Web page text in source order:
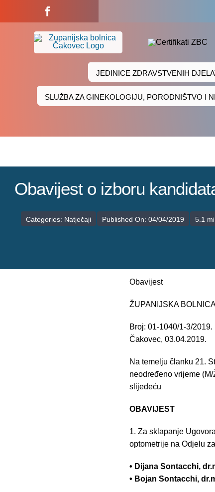
JEDINICE ZDRAVSTVENIH
SLUŽBA ZA GINEKOLOGIJU, PORODNIŠTVO I
Obavijest o izboru
Categories: Natječaji Published On: 04/04/2019 5.1
Obavijest
ŽUPANIJSKA
Broj: 01-1040/1-3/2019.
Čakovec, 03.04.2019.
Na temelju članku 21.
neodređeno vrijeme
slijedeću
OBAVIJEST
1. Za sklapanje
optometrije na Odjelu
• Dijana Sontacchi,
• Bojan Sontacchi,